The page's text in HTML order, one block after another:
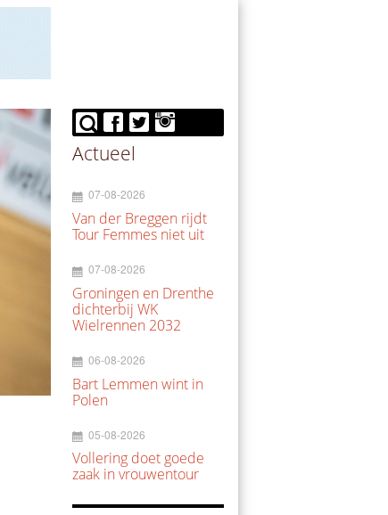
Actueel
07-08-2026
Van der Breggen rijdt
Tour Femmes niet uit
07-08-2026
Groningen en Drenthe
dichterbij WK
Wielrennen 2032
06-08-2026
Bart Lemmen wint in
Polen
05-08-2026
Vollering doet goede
zaak in vrouwentour